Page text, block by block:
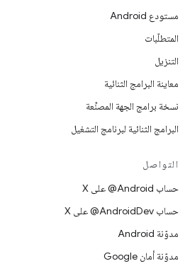
مستودع Android
المتطلّبات
التنزيل
معاينة البرامج الثنائية
نسخة برامج الجهة المصنِّعة
البرامج الثنائية لبرنامج التشغيل
التواصل
حساب ‎@Android على X
حساب ‎@AndroidDev على X
مدوّنة Android
مدوّنة أمان Google